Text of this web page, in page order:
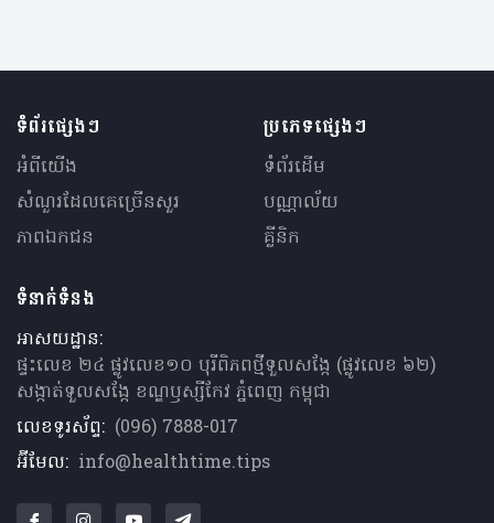
ទំព័រផ្សេងៗ
អំពីយើង
សំណួរ​ដែលគេ​ច្រើន​សួរ
ភាពឯកជន
ប្រភេទផ្សេងៗ
ទំព័រដើម
បណ្ណាល័យ
គ្លីនិក
ទំនាក់ទំនង
អាសយដ្ឋាន:
ផ្ទះលេខ ២៤ ផ្លូវលេខ១០ បុរីពិភពថ្មីទួលសង្កែ (ផ្លូវលេខ ៦២)
សង្កាត់ទួលសង្កែ ខណ្ឌឫស្សីកែវ ភ្នំពេញ កម្ពុជា
លេខទូរស័ព្ទ: (096) 7888-017
អ៊ីមែល: info@healthtime.tips